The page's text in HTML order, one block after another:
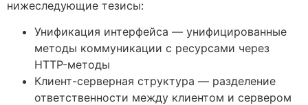
нижеследующие тезисы:
Унификация интерфейса — унифицированные
методы коммуникации с ресурсами через
HTTP-методы
Клиент-серверная структура — разделение
ответственности между клиентом и сервером